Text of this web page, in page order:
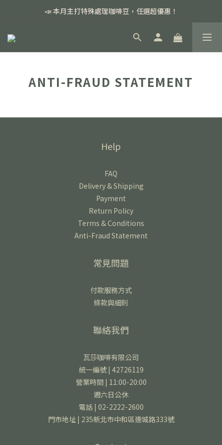
📣 本月主打特殊處理咖啡豆，任選超優惠！
📣 本月主打特殊處理咖啡豆，任選超優惠！
🏅我們堅持新鮮手選豆，用心看得見！
📣 📣 新加入會員即享百元購物金，消費滿額再享免運費！
📣 本月主打特殊處理咖啡豆，任選超優惠！
ANTI-FRAUD STATEMENT
Help
FAQ
Delivery & Shipping
Payment
Return Policy
Terms & Conditions
Anti-Fraud Statement
常見問題
付款服務方式
條款與細則
聯絡我們
瓦莎咖啡有限公司
統一編號 | 42726119
營業時間 | 11:00-20:00
週六日公休
電話 | 02-2222-2600
門市地址 | 235新北市中和區連城路333號